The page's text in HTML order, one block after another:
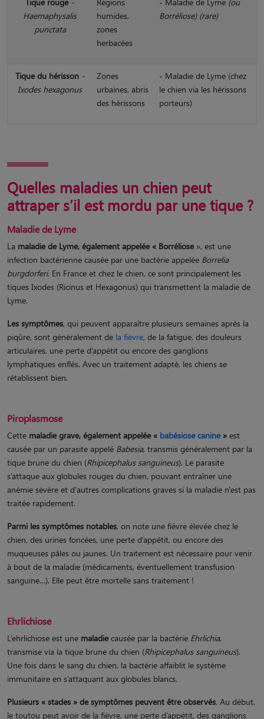
Haemaphysalis
punctata
humides,
zones
herbacées
Borréliose) (rare)
Tique du hérisson -
Ixodes hexagonus
Zones
urbaines, abris
des hérissons
- Maladie de Lyme (chez
le chien via les hérissons
porteurs)
Quelles maladies un chien peut
attraper s’il est mordu par une tique ?
Maladie de Lyme
La maladie de Lyme, également appelée « Borréliose », est une
infection bactérienne causée par une bactérie appelée Borrelia
burgdorferi. En France et chez le chien, ce sont principalement les
tiques Ixodes (Ricinus et Hexagonus) qui transmettent la maladie de
Lyme.
Les symptômes, qui peuvent apparaître plusieurs semaines après la
piqûre, sont généralement de la fièvre, de la fatigue, des douleurs
articulaires, une perte d’appétit ou encore des ganglions
lymphatiques enflés. Avec un traitement adapté, les chiens se
rétablissent bien.
Piroplasmose
Cette maladie grave, également appelée « babésiose canine» est
causée par un parasite appelé Babesia, transmis généralement par la
tique brune du chien (Rhipicephalus sanguineus). Le parasite
s’attaque aux globules rouges du chien, pouvant entraîner une
anémie sévère et d'autres complications graves si la maladie n'est pas
traitée rapidement.
Parmi les symptômes notables, on note une fièvre élevée chez le
chien, des urines foncées, une perte d’appétit, ou encore des
muqueuses pâles ou jaunes. Un traitement est nécessaire pour venir
à bout de la maladie (médicaments, éventuellement transfusion
sanguine…). Elle peut être mortelle sans traitement !
Ehrlichiose
L’ehrlichiose est une maladiecausée par la bactérie Ehrlichia,
transmise via la tique brune du chien (Rhipicephalus sanguineus).
Une fois dans le sang du chien, la bactérie affaiblit le système
immunitaire en s’attaquant aux globules blancs.
Plusieurs « stades » de symptômes peuvent être observés. Au début,
le toutou peut avoir de la fièvre, une perte d’appétit, des ganglions